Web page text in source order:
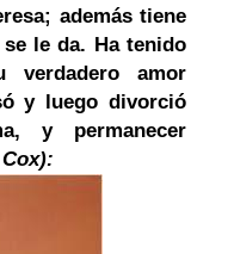
además tiene
le da. Ha tenido
verdadero amor
y luego divorció
y permanecer